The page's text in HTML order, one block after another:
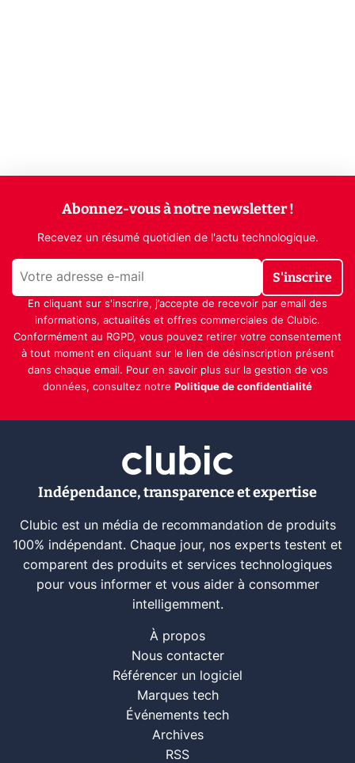
Abonnez-vous à notre newsletter !
Recevez un résumé quotidien de l'actu technologique.
S'inscrire
En cliquant sur s'inscrire, j’accepte de recevoir par email des
informations, actualités et offres commerciales de Clubic.
Conformément au RGPD, vous pouvez retirer votre consentement
à tout moment en cliquant sur le lien de désinscription présent
dans chaque email. Pour en savoir plus sur la gestion de vos
données, consultez notre Politique de confidentialité
Indépendance, transparence et expertise
Clubic est un média de recommandation de produits
100% indépendant. Chaque jour, nos experts testent et
comparent des produits et services technologiques
pour vous informer et vous aider à consommer
intelligemment.
À propos
Nous contacter
Référencer un logiciel
Marques tech
Événements tech
Archives
RSS